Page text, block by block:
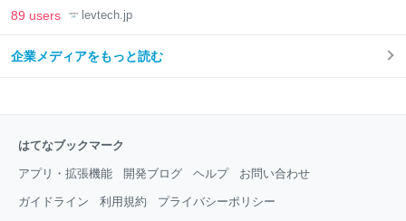
LAB
89 users levtech.jp
企業メディアをもっと読む
はてなブックマーク
アプリ・拡張機能 開発ブログ ヘルプ お問い合わせ
ガイドライン 利用規約 プライバシーポリシー